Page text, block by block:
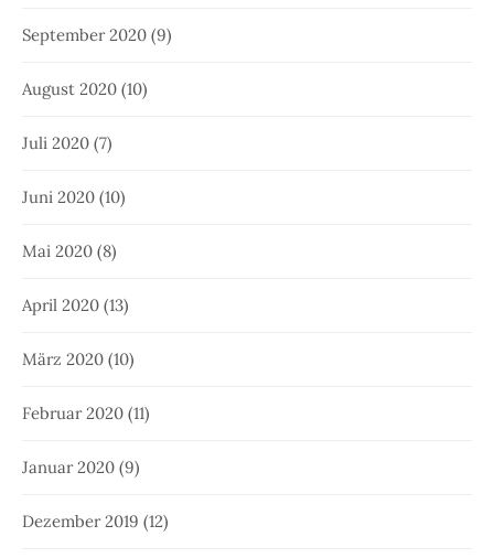
September 2020 (9)
August 2020 (10)
Juli 2020 (7)
Juni 2020 (10)
Mai 2020 (8)
April 2020 (13)
März 2020 (10)
Februar 2020 (11)
Januar 2020 (9)
Dezember 2019 (12)